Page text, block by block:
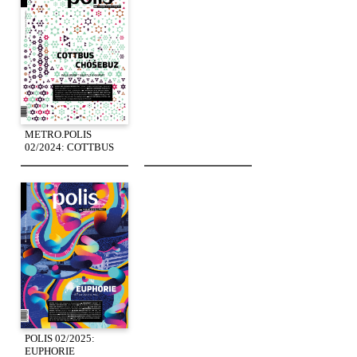
METRO.POLIS
02/2024: COTTBUS
POLIS 02/2025:
EUPHORIE